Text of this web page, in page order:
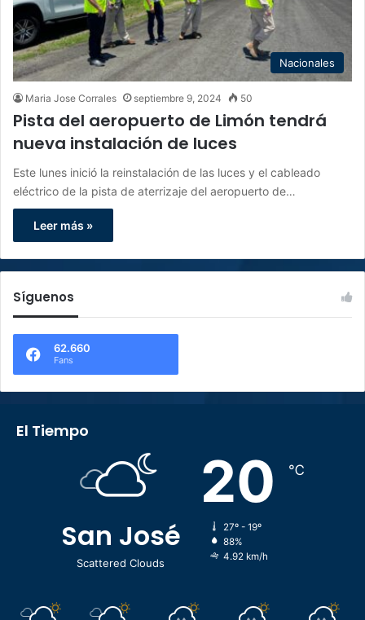
Nacionales
Maria Jose Corrales septiembre 9, 2024 50
Pista del aeropuerto de Limón tendrá
nueva instalación de luces
Este lunes inició la reinstalación de las luces y el cableado
eléctrico de la pista de aterrizaje del aeropuerto de…
Leer más »
Síguenos
62.660
Fans
El Tiempo
San José
Scattered Clouds
20 ℃
27º - 19º
88%
4.92 km/h